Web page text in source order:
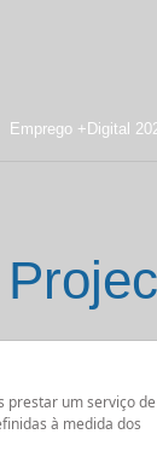
Emprego +Digital
prestar um serviço de
à medida dos